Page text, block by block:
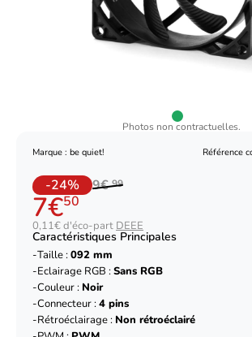
Photos non contractuelles.
Marque : be quiet! Référence
-24% 9€ 99
7€50
0,11€ d'éco-part DEEE
Caractéristiques Principales
Taille :092 mm
Eclairage RGB :Sans RGB
Couleur : Noir
Connecteur :4 pins
Rétroéclairage : Non rétroéclairé